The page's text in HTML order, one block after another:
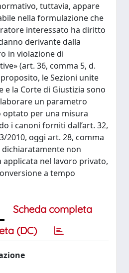
tuttavia, appare
nella formulazione che
interessato ha diritto
derivante dalla
in violazione di
(art. 36, comma 5, d.
le Sezioni unite
e la Corte di Giustizia sono
un parametro
per una misura
i canoni forniti dall’art. 32,
2010, oggi art. 28, comma
dichiaratamente non
applicata nel lavoro privato,
a tempo
Scheda completa
(DC)